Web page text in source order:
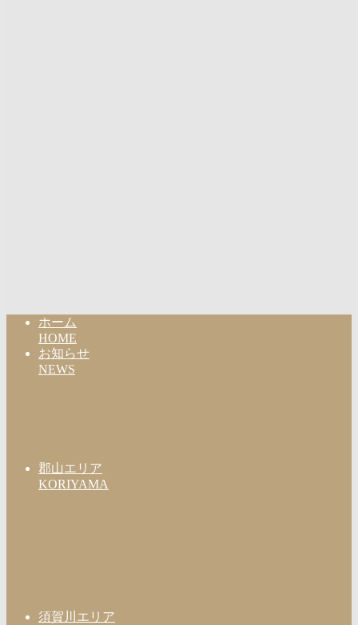
ホーム
HOME
お知らせ
NEWS
郡山エリア
KORIYAMA
須賀川エリア